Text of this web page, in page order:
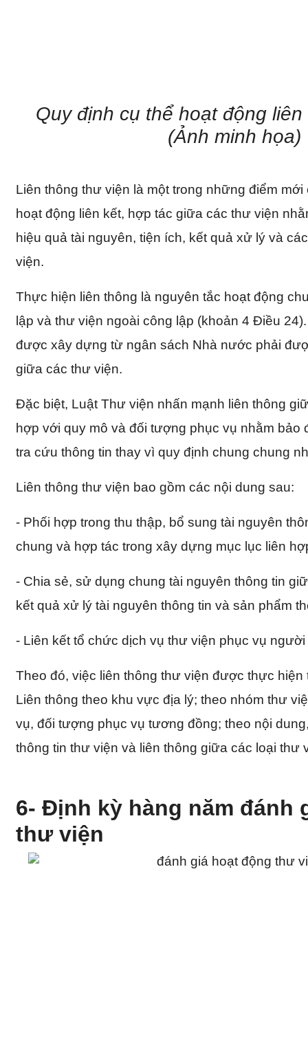
Quy định cụ thể hoạt động
(Ảnh minh họa)
Liên thông thư viện là một trong những điểm
hoạt động liên kết, hợp tác giữa các thư viện
hiệu quả tài nguyên, tiện ích, kết quả xử lý và
viện.
Thực hiện liên thông là nguyên tắc hoạt động
lập và thư viện ngoài công lập (khoản 4 Điều
được xây dựng từ ngân sách Nhà nước phải
giữa các thư viện.
Đặc biệt, Luật Thư viện nhấn mạnh liên thông
hợp với quy mô và đối tượng phục vụ nhằm bảo
tra cứu thông tin thay vì quy định chung chung
Liên thông thư viện bao gồm các nội dung sau:
- Phối hợp trong thu thập, bổ sung tài nguyên
chung và hợp tác trong xây dựng mục lục liên
- Chia sẻ, sử dụng chung tài nguyên thông tin
kết quả xử lý tài nguyên thông tin và sản phẩm
- Liên kết tổ chức dịch vụ thư viện phục vụ
Theo đó, việc liên thông thư viện được thực
Liên thông theo khu vực địa lý; theo nhóm thư
vụ, đối tượng phục vụ tương đồng; theo nội
thông tin thư viện và liên thông giữa các loại thư
6- Định kỳ hàng năm đánh
thư viện